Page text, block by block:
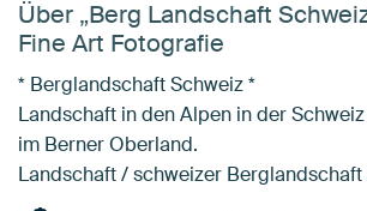
Über „Berg Landschaft
Fine Art Fotografie
* Berglandschaft Schweiz *
Landschaft in den Alpen in der
im Berner Oberland.
Landschaft / schweizer Berglandschaft